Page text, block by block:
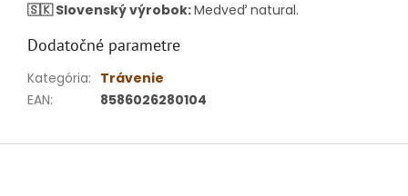
🇸🇰 Slovenský výrobok:Medveď natural.
Dodatočné parametre
Kategória: Trávenie
EAN: 8586026280104